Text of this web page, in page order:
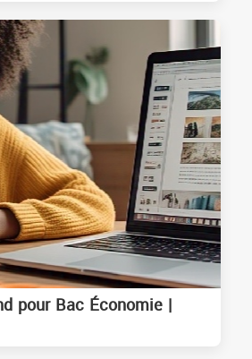
pour Bac Économie |